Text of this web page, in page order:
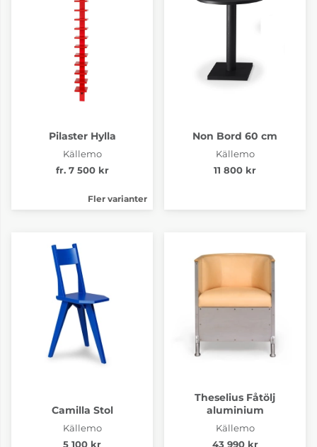
Pilaster Hylla
Källemo
fr. 7 500 kr
Fler varianter
Non Bord 60 cm
Källemo
11 800 kr
Camilla Stol
Källemo
5 100 kr
Theselius Fåtölj
aluminium
Källemo
43 990 kr